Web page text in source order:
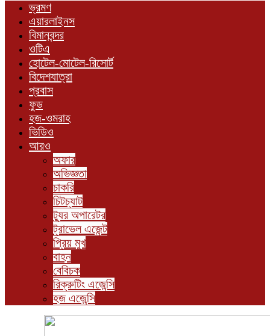
ভ্রমণ
এয়ারলাইনস
বিমানবন্দর
ওটিএ
হোটেল-মোটেল-রিসোর্ট
বিদেশযাত্রা
প্রবাস
ফুড
হজ-ওমরাহ
ভিডিও
আরও
অফার
অভিজ্ঞতা
চাকরি
চিটচ্যাট
ট্যুর অপারেটর
ট্রাভেল এজেন্ট
প্রিয় মুখ
বাহন
বেবিচক
রিক্রুটিং এজেন্সি
হজ এজেন্সি